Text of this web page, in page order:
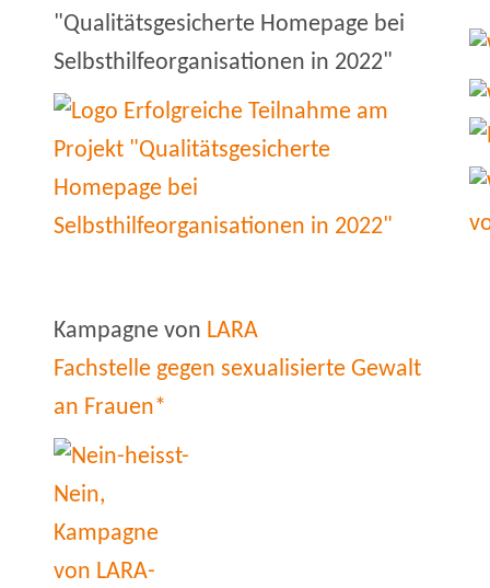
"Qualitätsgesicherte Homepage bei
Selbsthilfeorganisationen in 2022"
Kampagne von LARA
Fachstelle gegen sexualisierte Gewalt
an Frauen*